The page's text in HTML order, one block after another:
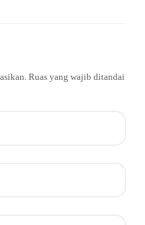
Ruas yang wajib ditandai